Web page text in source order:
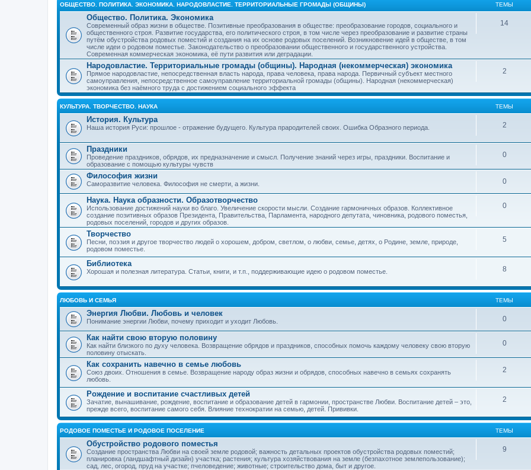
ОБЩЕСТВО. ПОЛИТИКА. ЭКОНОМИКА. НАРОДОВЛАСТИЕ. ТЕРРИТОРИАЛЬНЫЕ ГРОМАДЫ (ОБЩИНЫ) ТЕМЫ
Общество. Политика. Экономика
Современный образ жизни в обществе. Позитивные преобразования в обществе: преобразование городов, социального и
общественного строя. Развитие государства, его политического строя, в том числе через преобразование и развитие страны
путём обустройства родовых поместий и создания на их основе родовых поселений. Возникновение идей в обществе, в том
числе идеи о родовом поместье. Законодательство о преобразовании общественного и государственного устройства.
Современная коммерческая экономика, её пути развития или деградации.
14
Народовластие. Территориальные громады (общины). Народная (некоммерческая) экономика
Прямое народовластие, непосредственная власть народа, права человека, права народа. Первичный субъект местного
самоуправления, непосредственное самоуправление территориальной громады (общины). Народная (некоммерческая)
экономика без наёмного труда с достижением социального эффекта
2
КУЛЬТУРА. ТВОРЧЕСТВО. НАУКА ТЕМЫ
История. Культура
Наша история Руси: прошлое - отражение будущего. Культура прародителей своих. Ошибка Образного периода. 2
Праздники
Проведение праздников, обрядов, их предназначение и смысл. Получение знаний через игры, праздники. Воспитание и
образование с помощью культуры чувств
0
Философия жизни
Саморазвитие человека. Философия не смерти, а жизни. 0
Наука. Наука образности. Образотворчество
Использование достижений науки во благо. Увеличение скорости мысли. Создание гармоничных образов. Коллективное
создание позитивных образов Президента, Правительства, Парламента, народного депутата, чиновника, родового поместья,
родовых поселений, городов и других образов.
0
Творчество
Песни, поэзия и другое творчество людей о хорошем, добром, светлом, о любви, семье, детях, о Родине, земле, природе,
родовом поместье.
5
Библиотека
Хорошая и полезная литература. Статьи, книги, и т.п., поддерживающие идею о родовом поместье. 8
ЛЮБОВЬ И СЕМЬЯ ТЕМЫ
Энергия Любви. Любовь и человек
Понимание энергии Любви, почему приходит и уходит Любовь. 0
Как найти свою вторую половину
Как найти близкого по духу человека. Возвращение обрядов и праздников, способных помочь каждому человеку свою вторую
половину отыскать.
0
Как сохранить навечно в семье любовь
Союз двоих. Отношения в семье. Возвращение народу образ жизни и обрядов, способных навечно в семьях сохранять
любовь.
2
Рождение и воспитание счастливых детей
Зачатие, вынашивание, рождение, воспитание и образование детей в гармонии, пространстве Любви. Воспитание детей – это,
прежде всего, воспитание самого себя. Влияние технократии на семью, детей. Прививки.
2
РОДОВОЕ ПОМЕСТЬЕ И РОДОВОЕ ПОСЕЛЕНИЕ ТЕМЫ
Обустройство родового поместья
Создание пространства Любви на своей земле родовой; важность детальных проектов обустройства родовых поместий;
планировка (ландшафтный дизайн) участка; растения; культура хозяйствования на земле (безпахотное землепользование);
сад, лес, огород, пруд на участке; пчеловедение; животные; строительство дома, быт и другое.
9